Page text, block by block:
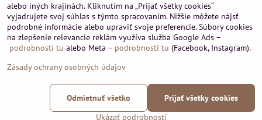
Severná 14, 03601 Martin
+421 911 532545
+421 903 807209
©2026Copyright
Predvoľby súkromia
Zásady ochrany osobných údajov
Podmienky používania
alebo iných krajinách. Kliknutím na „Prijať všetky cookies“
vyjadrujete svoj súhlas s týmto spracovaním. Nižšie môžete nájsť
podrobné informácie alebo upraviť svoje preferencie. Súbory cookies
na zlepšenie relevancie reklám využíva služba Google Ads –
podrobnosti tu alebo Meta – podrobnosti tu (Facebook, Instagram).
Zásady ochrany osobných údajov
Ukázať podrobnosti
Prijať všetky cookies
Odmietnuť všetko